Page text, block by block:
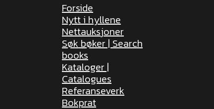
Forside
Nytt i hyllene
Nettauksjoner
Søk bøker | Search
books
Kataloger |
Catalogues
Referanseverk
Bokprat